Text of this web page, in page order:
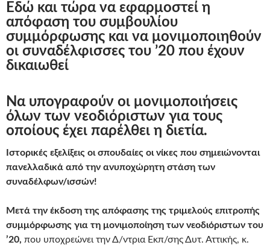
Εδώ και τώρα να εφαρμοστεί η
απόφαση του συμβουλίου
συμμόρφωσης και να μονιμοποιηθούν
οι συναδέλφισσες του ’20 που έχουν
δικαιωθεί
Να υπογραφούν οι μονιμοποιήσεις
όλων των νεοδιόριστων για τους
οποίους έχει παρέλθει η διετία.
Ιστορικές εξελίξεις οι σπουδαίες οι νίκες που σημειώνονται
πανελλαδικά από την ανυποχώρητη στάση των
συναδέλφων/ισσών!
Μετά την έκδοση της απόφασης της τριμελούς επιτροπής
συμμόρφωσης για τη μονιμοποίηση των νεοδιόριστων του
’20, που υποχρεώνει την Δ/ντρια Εκπ/σης Δυτ. Αττικής, κ.